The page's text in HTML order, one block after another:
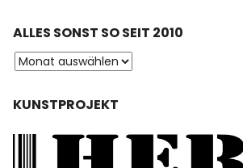
ALLES SONST SO SEIT 2010
KUNSTPROJEKT